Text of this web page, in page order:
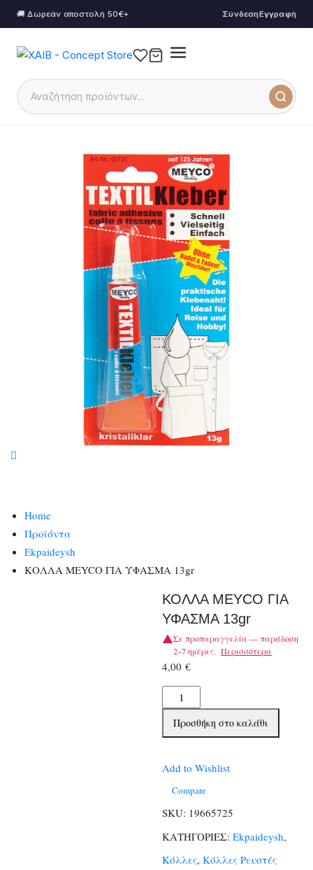
🚚 Δωρεάν αποστολή 50€+ ΣύνδεσηΕγγραφή
Home
Προϊόντα
Ekpaideysh
ΚΟΛΛΑ MEYCO ΓΙΑ ΥΦΑΣΜΑ 13gr
ΚΟΛΛΑ MEYCO ΓΙΑ
ΥΦΑΣΜΑ 13gr
Σε προπαραγγελία — παράδοση
2–7 ημέρες. Περισσότερα
4,00€
ΚΟΛΛΑ
MEYCO
ΓΙΑ
13gr
ποσότητα
Προσθήκη στο καλάθι
Add to Wishlist
Compare
SKU: 19665725
ΚΑΤΗΓΟΡΙΕΣ: Ekpaideysh,
Κόλλες,Κόλλες Ρευστές